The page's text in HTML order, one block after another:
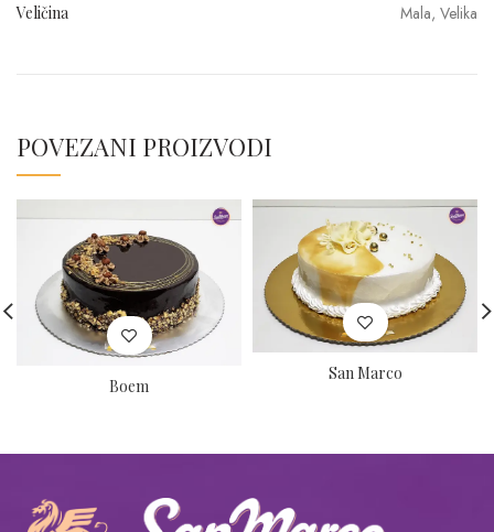
Veličina Mala, Velika
POVEZANI PROIZVODI
Boem
San Marco